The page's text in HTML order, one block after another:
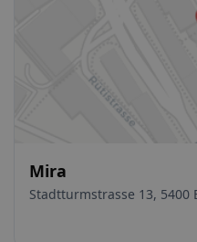
Mira
Stadtturmstrasse 13, 5400